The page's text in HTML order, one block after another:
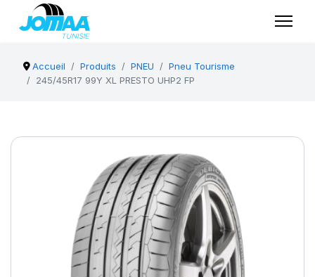
Accueil Produits PNEU
Pneu Tourisme
245/45R17 99Y XL PRESTO UHP2 FP